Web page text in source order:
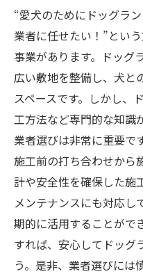
“愛犬のためにドッグラ
業者に任せたい！”とい
事業があります。ドッグ
広い敷地を整備し、犬と
スペースです。しかし、
工方法など専門的な知識
業者選びは非常に重要で
施工前の打ち合わせから
計や安全性を確保した施
メンテナンスにも対応し
期的に活用することがで
すれば、安心してドッグ
う。是非、業者選びには